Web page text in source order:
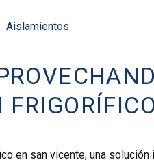
Aislamientos
en san vicente, una